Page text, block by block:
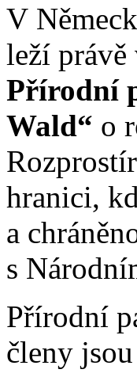
V
leží právě
Přírodní
Wald“ o
hranici,
a
s
Přírodní
členy